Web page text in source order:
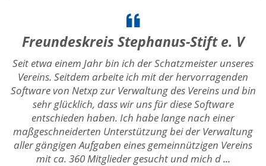
Freundeskreis Stephanus-Stift e. V
Seit etwa einem Jahr bin ich der Schatzmeister unseres
Vereins. Seitdem arbeite ich mit der hervorragenden
Software von Netxp zur Verwaltung des Vereins und bin
sehr glücklich, dass wir uns für diese Software
entschieden haben. Ich habe lange nach einer
maßgeschneiderten Unterstützung bei der Verwaltung
aller gängigen Aufgaben eines gemeinnützigen Vereins
mit ca. 360 Mitglieder gesucht und mich d...